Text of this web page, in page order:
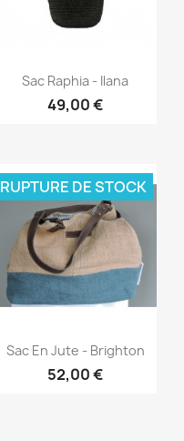
Aperçu rapide
Sac Raphia - Ilana
49,00 €
Aperçu rapide
Sac En Jute - Brighton
52,00 €
RUPTURE DE STOCK